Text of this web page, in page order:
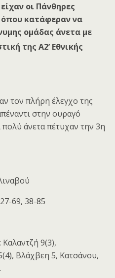
οι Πάνθηρες
κατάφεραν να
ομάδας άνετα με
της Α2’ Εθνικής
τον πλήρη έλεγχο της
στην ουραγό
άνετα πέτυχαν την 3η
69, 38-85
: Καλαντζή 9(3),
Βλάχβεη 5, Κατσάνου,